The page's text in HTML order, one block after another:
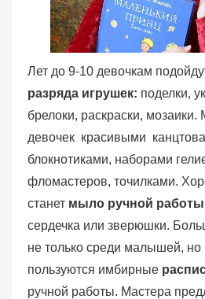
Лет до 9-10 девочкам
разряда игрушек: поделки,
брелоки, раскраски,
девочек красивыми
блокнотиками, наборами
фломастеров, точилками.
станет мыло ручной работы
сердечка или зверюшки.
не только среди малышей, но
пользуются имбирные
ручной работы. Мастера